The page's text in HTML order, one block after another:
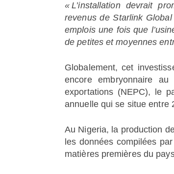
« L’installation devrait
revenus de Starlink
emplois une fois que
de petites et moyennes
Globalement, cet
encore embryonnaire
exportations (NEPC), le
annuelle qui se situe entre
Au Nigeria, la production
les données compilées
matières premières du